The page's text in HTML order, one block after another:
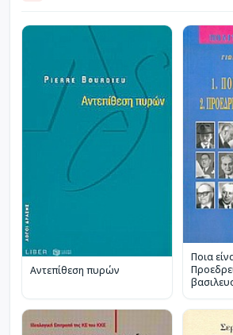
Αντεπίθεση πυρών
Ποια